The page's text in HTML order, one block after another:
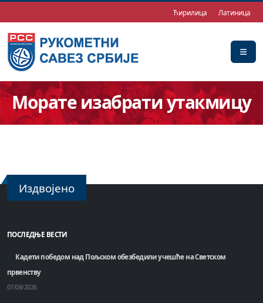
Ћирилица Латиница
Морате изабрати утакмицу
Издвојено
ПОСЛЕДЊЕ ВЕСТИ
Кадети победом над Пољском обезбедили учешће на Светском
првенству
07/08/2026